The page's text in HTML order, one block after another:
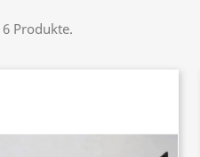
Produkte.